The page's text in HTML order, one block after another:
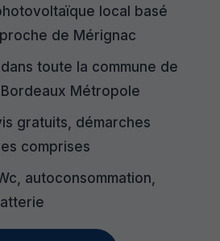
local basé
de Mérignac
toute la commune de
Métropole
gratuits, démarches
comprises
autoconsommation,